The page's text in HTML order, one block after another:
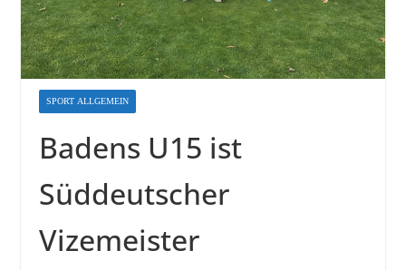
SPORT ALLGEMEIN
Badens U15 ist
Süddeutscher
Vizemeister